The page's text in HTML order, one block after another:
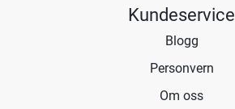
Kundeservice
Blogg
Personvern
Om oss